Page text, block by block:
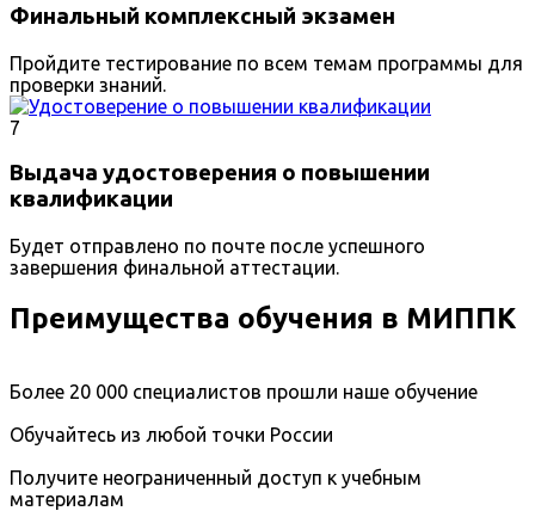
Финальный комплексный экзамен
Пройдите тестирование по всем темам программы для
проверки знаний.
7
Выдача удостоверения о повышении
квалификации
Будет отправлено по почте после успешного
завершения финальной аттестации.
Преимущества обучения в МИППК
Более 20 000 специалистов прошли наше обучение
Обучайтесь из любой точки России
Получите неограниченный доступ к учебным
материалам